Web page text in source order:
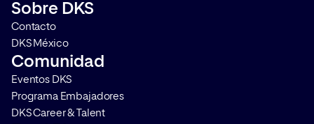
Sobre DKS
Contacto
DKS México
Comunidad
Eventos DKS
Programa Embajadores
DKS Career & Talent